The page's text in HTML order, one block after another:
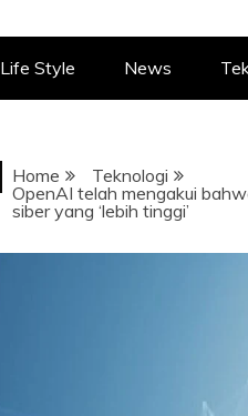
Life Style News
Home
Teknologi
OpenAI telah mengakui
siber yang ‘lebih tinggi’